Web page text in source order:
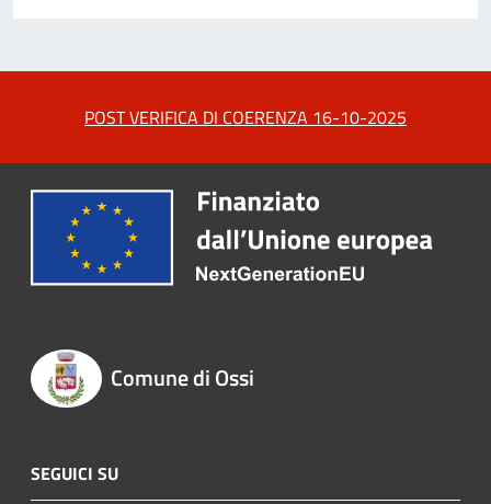
POST VERIFICA DI COERENZA 16-10-2025
Comune di Ossi
SEGUICI SU